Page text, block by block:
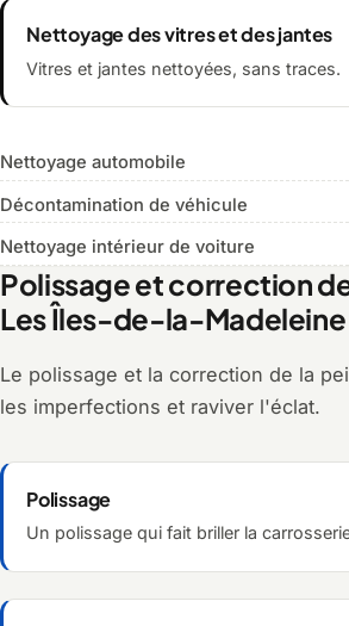
Nettoyage des vitres et des jantes
Vitres et jantes nettoyées, sans traces.
Nettoyage automobile
Décontamination de véhicule
Nettoyage intérieur de voiture
Polissage et correction
Les Îles-de-la-Madeleine
Le polissage et la correction de la
les imperfections et raviver l'éclat.
Polissage
Un polissage qui fait briller la